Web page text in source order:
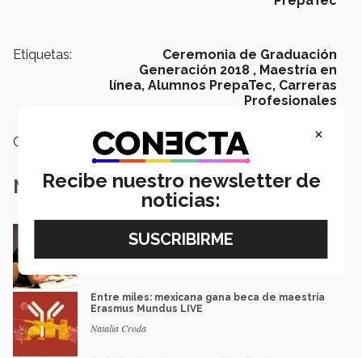
Etiquetas:
Ceremonia de Graduación
Generación 2018 , Maestría en
línea, Alumnos PrepaTec, Carreras
Profesionales
Categoría: Educación
Notas Relacionadas
Nueva York a la juventud
Loretta Mariaud y Carlos González
Entre miles: mexicana gana beca de maestría
Erasmus Mundus LIVE
Natalia Croda
×
Recibe nuestro newsletter de
noticias: